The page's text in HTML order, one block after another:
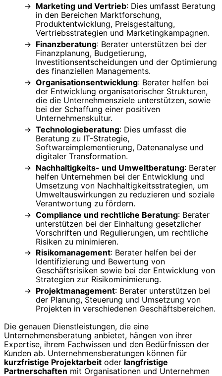
Marketing und Vertrieb: Dies umfasst Beratung
in den Bereichen Marktforschung,
Produktentwicklung, Preisgestaltung,
Vertriebsstrategien und Marketingkampagnen.
Finanzberatung: Berater unterstützen bei der
Finanzplanung, Budgetierung,
Investitionsentscheidungen und der Optimierung
des finanziellen Managements.
Organisationsentwicklung: Berater helfen bei
der Entwicklung organisatorischer Strukturen,
die die Unternehmensziele unterstützen, sowie
bei der Schaffung einer positiven
Unternehmenskultur.
Technologieberatung: Dies umfasst die
Beratung zu IT-Strategie,
Softwareimplementierung, Datenanalyse und
digitaler Transformation.
Nachhaltigkeits- und Umweltberatung: Berater
helfen Unternehmen bei der Entwicklung und
Umsetzung von Nachhaltigkeitsstrategien, um
Umweltauswirkungen zu reduzieren und soziale
Verantwortung zu fördern.
Compliance und rechtliche Beratung: Berater
unterstützen bei der Einhaltung gesetzlicher
Vorschriften und Regulierungen, um rechtliche
Risiken zu minimieren.
Risikomanagement: Berater helfen bei der
Identifizierung und Bewertung von
Geschäftsrisiken sowie bei der Entwicklung von
Strategien zur Risikominimierung.
Projektmanagement: Berater unterstützen bei
der Planung, Steuerung und Umsetzung von
Projekten in verschiedenen Geschäftsbereichen.
Die genauen Dienstleistungen, die eine
Unternehmensberatung anbietet, hängen von ihrer
Expertise, ihrem Fachwissen und den Bedürfnissen der
Kunden ab. Unternehmensberatungen können für
kurzfristige Projektarbeit oder langfristige
Partnerschaften mit Organisationen und Unternehmen